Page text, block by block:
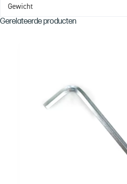
Gewicht
Gerelateerde producten